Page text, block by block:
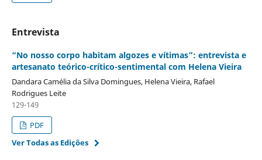
Entrevista
“No nosso corpo habitam algozes e vítimas”: entrevista e
artesanato teórico-crítico-sentimental com Helena Vieira
Dandara Camélia da Silva Domingues, Helena Vieira, Rafael
Rodrigues Leite
129-149
PDF
Ver Todas as Edições